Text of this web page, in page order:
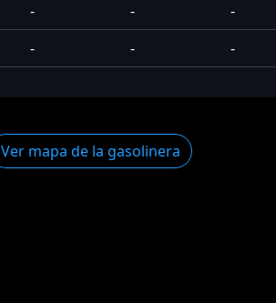
- -
-
- - -
Ver mapa de la gasolinera